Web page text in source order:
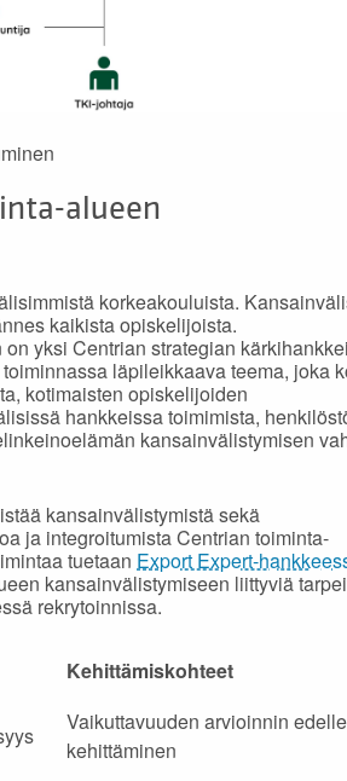
alueen
korkeakouluista.
kaikista opiskelijoista.
yksi Centrian strategian
läpileikkaava teema, joka
kotimaisten opiskelijoiden
hankkeissa toimimista,
kansainvälistymisen
kansainvälistymistä sekä
ja integroitumista Centrian toiminta-
tuetaan Export Expert-
kansainvälistymiseen liittyviä
rekrytoinnissa.
Kehittämiskohteet
Vaikuttavuuden arvioinnin
kehittäminen